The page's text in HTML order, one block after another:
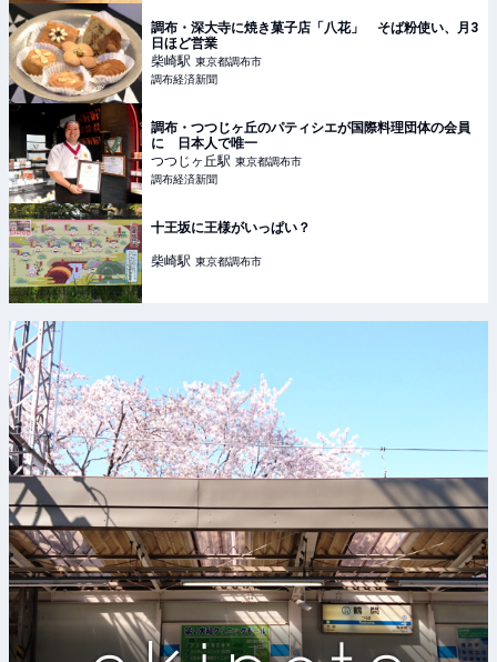
調布・深大寺に焼き菓子店「八花」 そば粉使い、月3
日ほど営業
柴崎駅 東京都調布市
調布経済新聞
調布・つつじヶ丘のパティシエが国際料理団体の会員
に 日本人で唯一
つつじヶ丘駅 東京都調布市
調布経済新聞
十王坂に王様がいっぱい？
柴崎駅 東京都調布市